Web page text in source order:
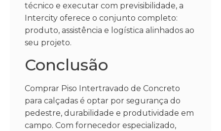
técnico e executar com previsibilidade, a
Intercity oferece o conjunto completo:
produto, assistência e logística alinhados ao
seu projeto.
Conclusão
Comprar Piso Intertravado de Concreto
para calçadas é optar por segurança do
pedestre, durabilidade e produtividade em
campo. Com fornecedor especializado,